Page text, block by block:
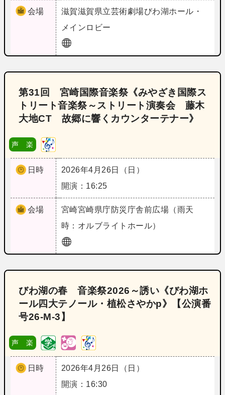
会場 滋賀滋賀県立芸術劇場びわ湖ホール・
メインロビー
第31回 宮崎国際音楽祭《みやざき国際ス
トリート音楽祭～ストリート演奏会 藤木
大地CT 故郷に響くカウンターテナー》
声 楽
日時
2026年4月26日（日）
開演：16:25
会場 宮崎宮崎県庁防災庁舎前広場（雨天
時：オルブライトホール）
びわ湖の春 音楽祭2026～誘い《びわ湖ホ
ール四大テノール・植松さやかp》【公演番
号26‐M‐3】
声 楽
日時
2026年4月26日（日）
開演：16:30